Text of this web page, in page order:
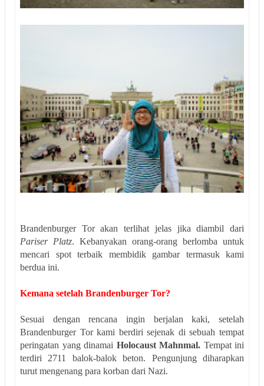
Brandenburger Tor akan terlihat jelas jika diambil dari
Pariser Platz. Kebanyakan orang-orang berlomba untuk
mencari spot terbaik membidik gambar termasuk kami
berdua ini.
Kemana setelah Brandenburger Tor?
Sesuai dengan rencana ingin berjalan kaki, setelah
Brandenburger Tor kami berdiri sejenak di sebuah tempat
peringatan yang dinamai Holocaust Mahnmal. Tempat ini
terdiri 2711 balok-balok beton. Pengunjung diharapkan
turut mengenang para korban dari Nazi.